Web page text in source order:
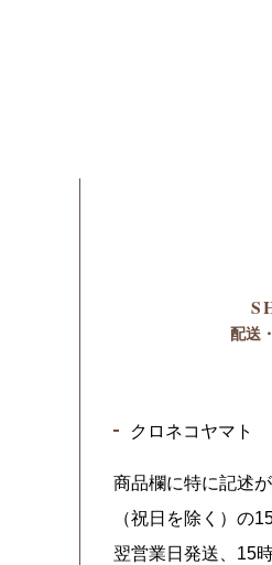
配送
クロネコヤマト
商品欄に特に記述
（祝日を除く）の
翌営業日発送、15